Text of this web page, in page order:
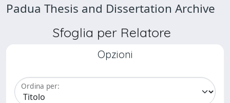
Padua Thesis and Dissertation Archive
Sfoglia per Relatore
Opzioni
Ordina per: